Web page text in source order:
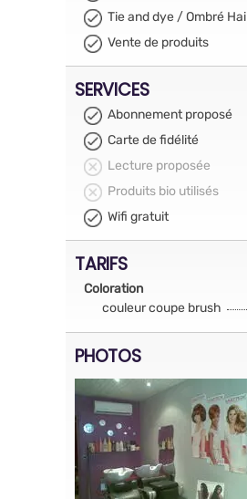
Tie and dye / Ombré
Vente de produits
SERVICES
Abonnement proposé
Carte de fidélité
Lecture proposée
Produits bio utilisés
Wifi gratuit
TARIFS
Coloration
couleur coupe brush
PHOTOS